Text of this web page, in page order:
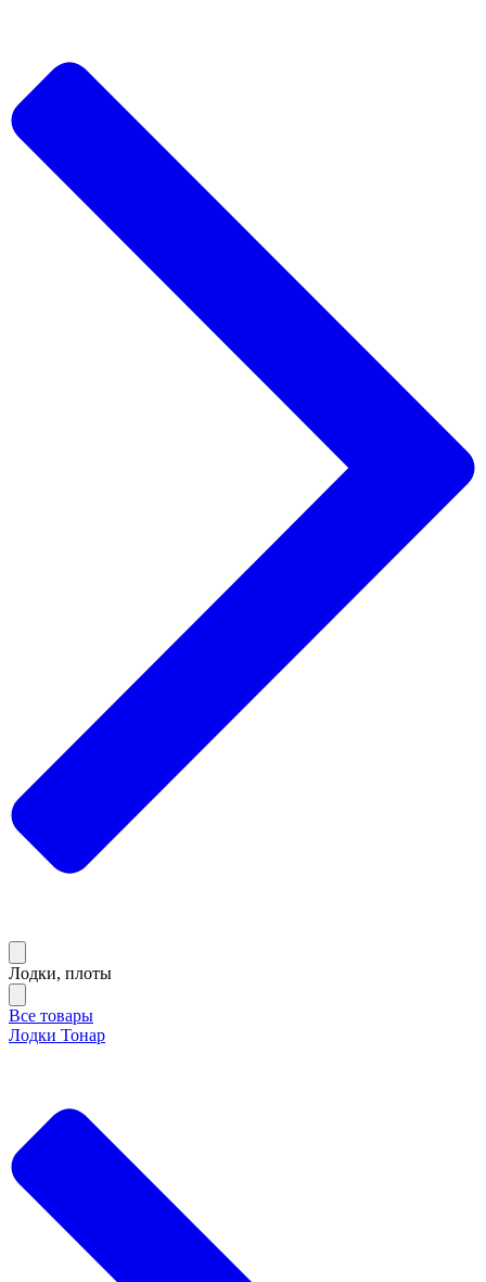
Лодки, плоты
Все товары
Лодки Тонар